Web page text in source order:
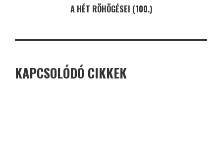
A HÉT RÖHÖGÉSEI (100.)
KAPCSOLÓDÓ CIKKEK